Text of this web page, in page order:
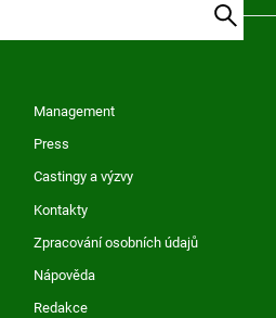
Management
Press
Castingy a výzvy
Kontakty
Zpracování osobních údajů
Nápověda
Redakce